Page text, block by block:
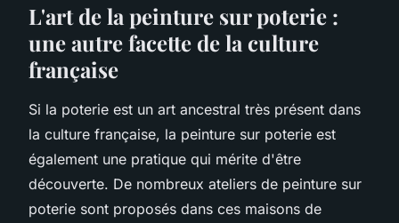
L'art de la peinture sur poterie :
une autre facette de la culture
française
Si la poterie est un art ancestral très présent dans
la culture française, la peinture sur poterie est
également une pratique qui mérite d'être
découverte. De nombreux ateliers de peinture sur
poterie sont proposés dans ces maisons de